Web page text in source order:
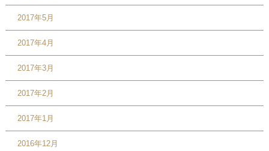
2017年5月
2017年4月
2017年3月
2017年2月
2017年1月
2016年12月